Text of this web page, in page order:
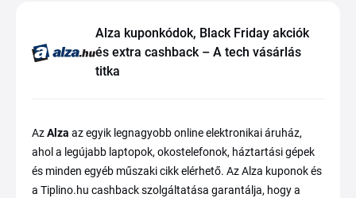
Alza kuponkódok, Black Friday akciók
és extra cashback – A tech vásárlás
titka
AzAlza az egyik legnagyobb online elektronikai áruház,
ahol a legújabb laptopok, okostelefonok, háztartási gépek
és minden egyéb műszaki cikk elérhető. Az Alza kuponok és
a Tiplino.hu cashback szolgáltatása garantálja, hogy a